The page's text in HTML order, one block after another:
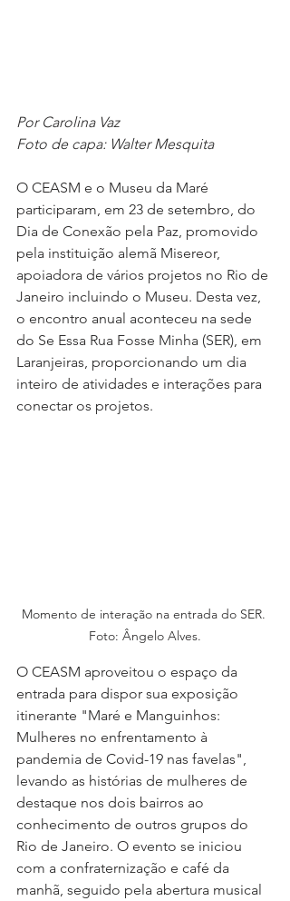
Por Carolina Vaz
Foto de capa: Walter Mesquita
O CEASM e o Museu da Maré
participaram, em 23 de setembro, do
Dia de Conexão pela Paz, promovido
pela instituição alemã Misereor,
apoiadora de vários projetos no Rio de
Janeiro incluindo o Museu. Desta vez,
o encontro anual aconteceu na sede
do Se Essa Rua Fosse Minha (SER), em
Laranjeiras, proporcionando um dia
inteiro de atividades e interações para
conectar os projetos.
Momento de interação na entrada do SER.
Foto: Ângelo Alves.
O CEASM aproveitou o espaço da
entrada para dispor sua exposição
itinerante "Maré e Manguinhos:
Mulheres no enfrentamento à
pandemia de Covid-19 nas favelas",
levando as histórias de mulheres de
destaque nos dois bairros ao
conhecimento de outros grupos do
Rio de Janeiro. O evento se iniciou
com a confraternização e café da
manhã, seguido pela abertura musical